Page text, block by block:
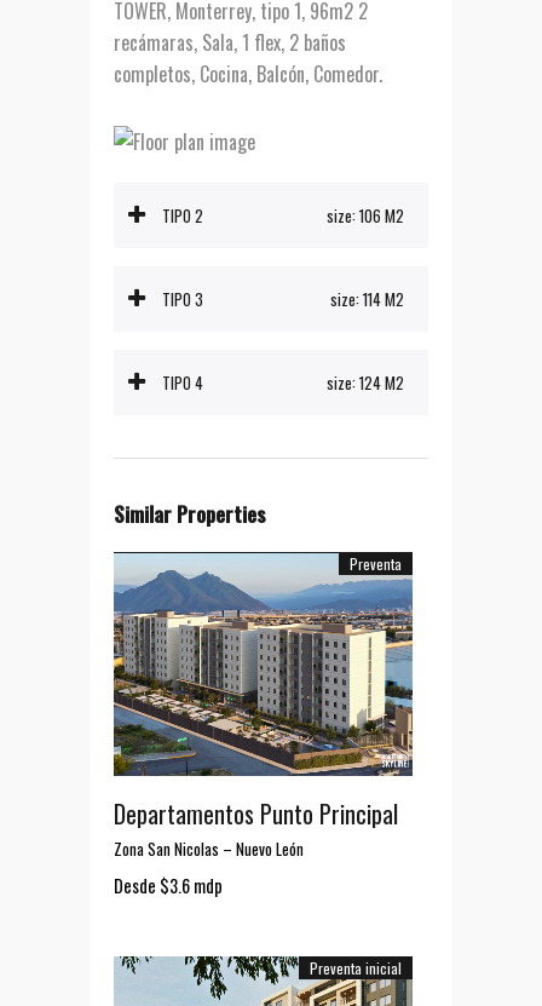
TOWER, Monterrey, tipo 1, 96m2 2
recámaras, Sala, 1 flex, 2 baños
completos, Cocina, Balcón, Comedor.
TIPO 2 size:106 M2
TIPO 3 size:114 M2
TIPO 4 size:124 M2
Similar Properties
Preventa
Departamentos Punto Principal
Zona San Nicolas – Nuevo León
Desde $3.6 mdp
Preventa inicial